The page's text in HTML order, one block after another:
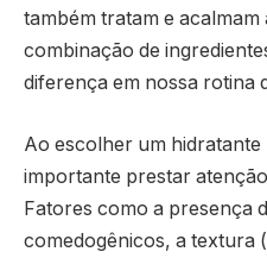
também tratam e acalmam
combinação de
diferença em nossa rotina
Ao escolher um hidratante
importante prestar
Fatores como a presença
comedogênicos, a textura